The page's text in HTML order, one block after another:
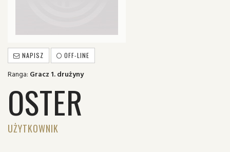
NAPISZ OFF-LINE
Ranga: Gracz 1. drużyny
OSTER
UŻYTKOWNIK